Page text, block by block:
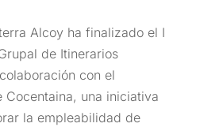
Alcoy ha finalizado el I
de Itinerarios
con el
Cocentaina, una iniciativa
la empleabilidad de